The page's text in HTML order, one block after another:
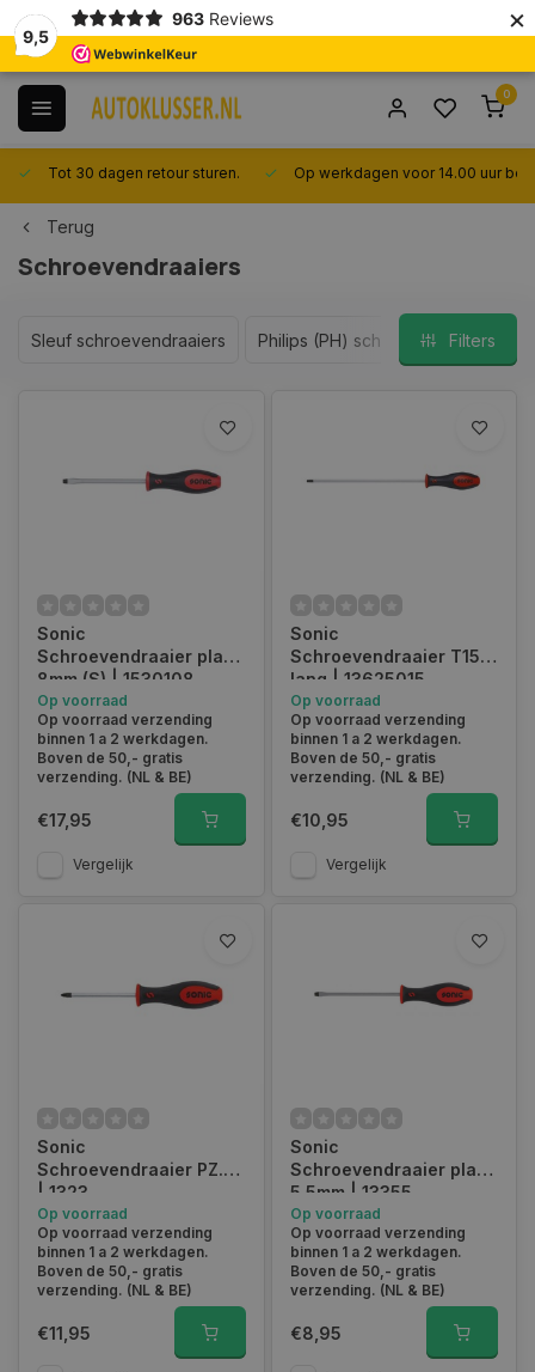
9,5
963 Reviews ×
0
Tot 30 dagen retour sturen. Op werkdagen voor 14.00 uur
Terug
Schroevendraaiers
Sleuf schroevendraaiers Philips (PH) schroevendraaiers
Filters
Sonic
Schroevendraaier plat
8mm (S) | 1530108
Op voorraad
Op voorraad verzending
binnen 1 a 2 werkdagen.
Boven de 50,- gratis
verzending. (NL & BE)
€17,95
Vergelijk
Sonic
Schroevendraaier T15
lang | 13625015
Op voorraad
Op voorraad verzending
binnen 1 a 2 werkdagen.
Boven de 50,- gratis
verzending. (NL & BE)
€10,95
Vergelijk
Sonic
Schroevendraaier PZ.3
| 1323
Op voorraad
Op voorraad verzending
binnen 1 a 2 werkdagen.
Boven de 50,- gratis
verzending. (NL & BE)
€11,95
Sonic
Schroevendraaier plat
5.5mm | 13355
Op voorraad
Op voorraad verzending
binnen 1 a 2 werkdagen.
Boven de 50,- gratis
verzending. (NL & BE)
€8,95